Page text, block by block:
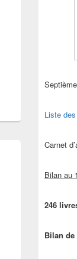
Liste
Carnet
Bilan au
246
Bilan de